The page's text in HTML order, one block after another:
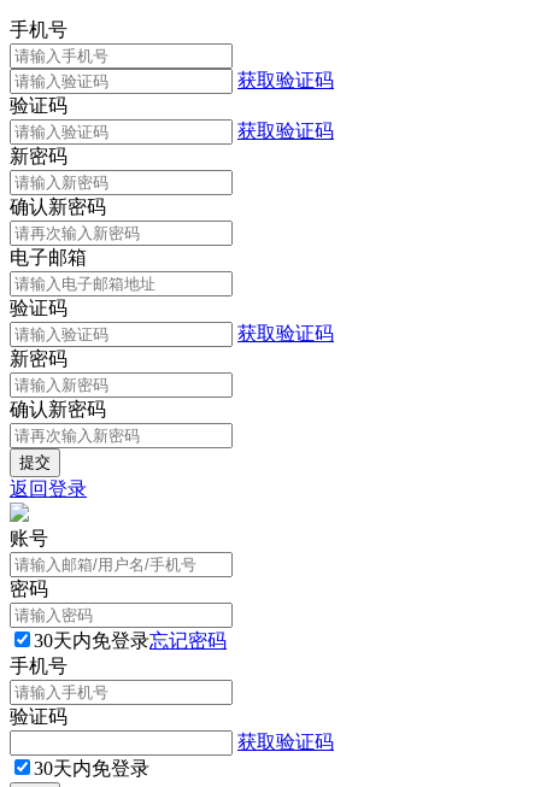
手机号
获取验证码
验证码
获取验证码
新密码
确认新密码
电子邮箱
验证码
获取验证码
新密码
确认新密码
返回登录
账号
密码
30天内免登录忘记密码
手机号
验证码
获取验证码
30天内免登录